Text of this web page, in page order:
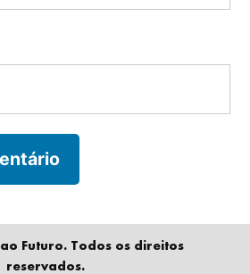
ao Futuro. Todos os direitos
reservados.